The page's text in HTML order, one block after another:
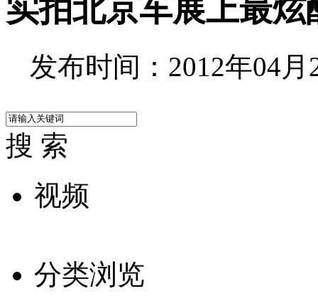
实拍北京车展上最
发布时间：2012年04月
搜 索
视频
分类浏览